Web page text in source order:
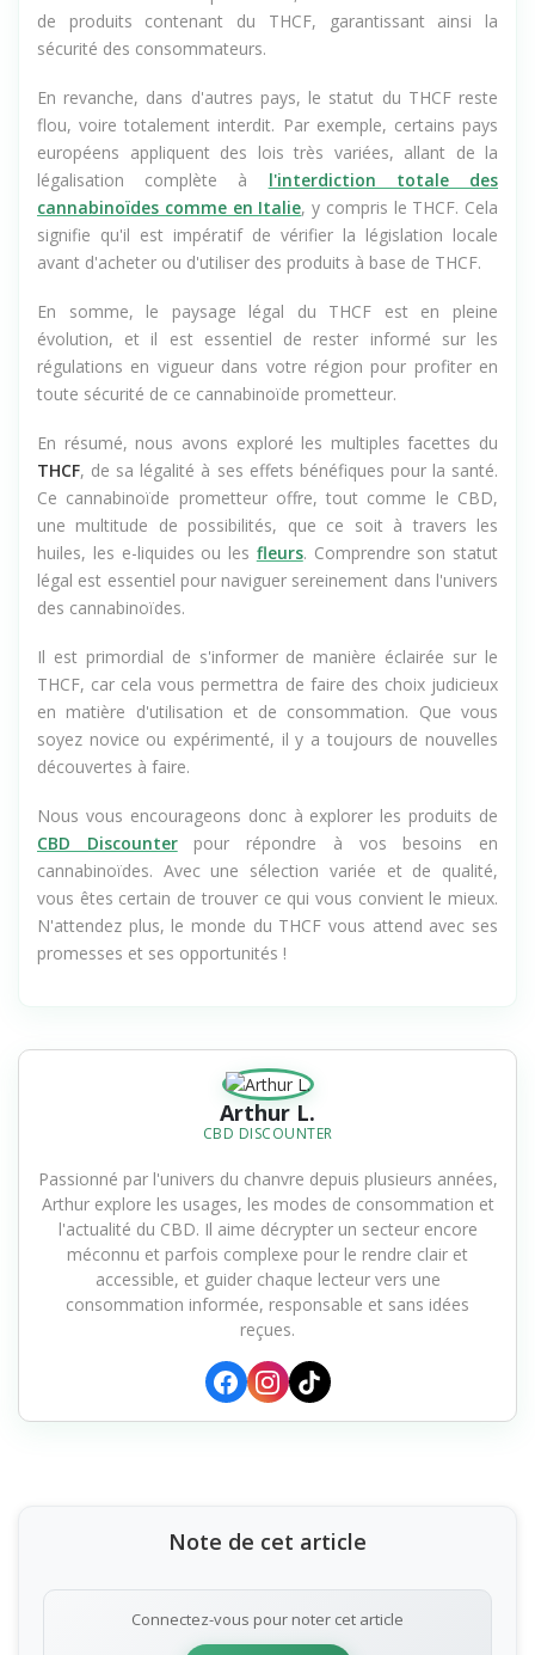
de produits contenant du THCF, garantissant ainsi la
sécurité des consommateurs.
En revanche, dans d'autres pays, le statut du THCF reste
flou, voire totalement interdit. Par exemple, certains pays
européens appliquent des lois très variées, allant de la
légalisation complète à l'interdiction totale des
cannabinoïdes comme en Italie, y compris le THCF. Cela
signifie qu'il est impératif de vérifier la législation locale
avant d'acheter ou d'utiliser des produits à base de THCF.
En somme, le paysage légal du THCF est en pleine
évolution, et il est essentiel de rester informé sur les
régulations en vigueur dans votre région pour profiter en
toute sécurité de ce cannabinoïde prometteur.
En résumé, nous avons exploré les multiples facettes du
THCF, de sa légalité à ses effets bénéfiques pour la santé.
Ce cannabinoïde prometteur offre, tout comme le CBD,
une multitude de possibilités, que ce soit à travers les
huiles, les e-liquides ou les fleurs. Comprendre son statut
légal est essentiel pour naviguer sereinement dans l'univers
des cannabinoïdes.
Il est primordial de s'informer de manière éclairée sur le
THCF, car cela vous permettra de faire des choix judicieux
en matière d'utilisation et de consommation. Que vous
soyez novice ou expérimenté, il y a toujours de nouvelles
découvertes à faire.
Nous vous encourageons donc à explorer les produits de
CBD Discounterpour répondre à vos besoins en
cannabinoïdes. Avec une sélection variée et de qualité,
vous êtes certain de trouver ce qui vous convient le mieux.
N'attendez plus, le monde du THCF vous attend avec ses
promesses et ses opportunités !
Arthur L.
CBD DISCOUNTER
Passionné par l'univers du chanvre depuis plusieurs années,
Arthur explore les usages, les modes de consommation et
l'actualité du CBD. Il aime décrypter un secteur encore
méconnu et parfois complexe pour le rendre clair et
accessible, et guider chaque lecteur vers une
consommation informée, responsable et sans idées
reçues.
Note de cet article
Connectez-vous pour noter cet article